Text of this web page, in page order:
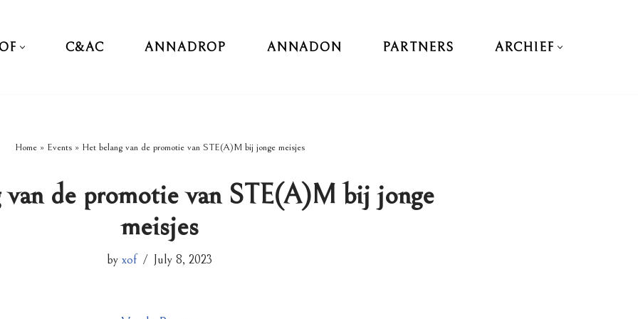
C&AC ANNADROP ANNADON PARTNERS ARCHIEF
Home» Events» Het belang van de promotie van STE(A)M bij jonge meisjes
van de promotie van STE(A)M bij jonge
meisjes
by xof July 8, 2023